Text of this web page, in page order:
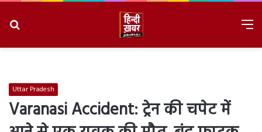
Uttar Pradesh
Varanasi Accident: ट्रेन की चपेट में